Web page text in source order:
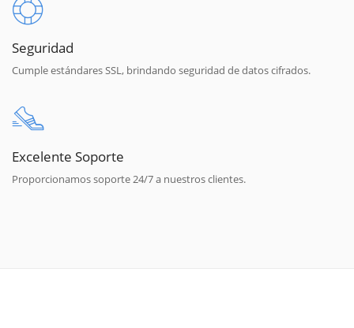
Seguridad
Cumple estándares SSL, brindando seguridad de datos cifrados.
Excelente Soporte
Proporcionamos soporte 24/7 a nuestros clientes.